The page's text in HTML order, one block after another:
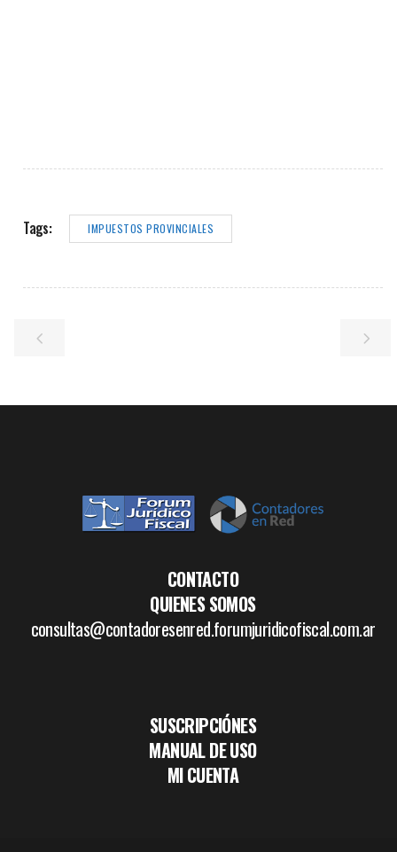
Tags: IMPUESTOS PROVINCIALES
CONTACTO
QUIENES SOMOS
consultas@contadoresenred.forumjuridicofiscal.com.ar
SUSCRIPCIÓNES
MANUAL DE USO
MI CUENTA